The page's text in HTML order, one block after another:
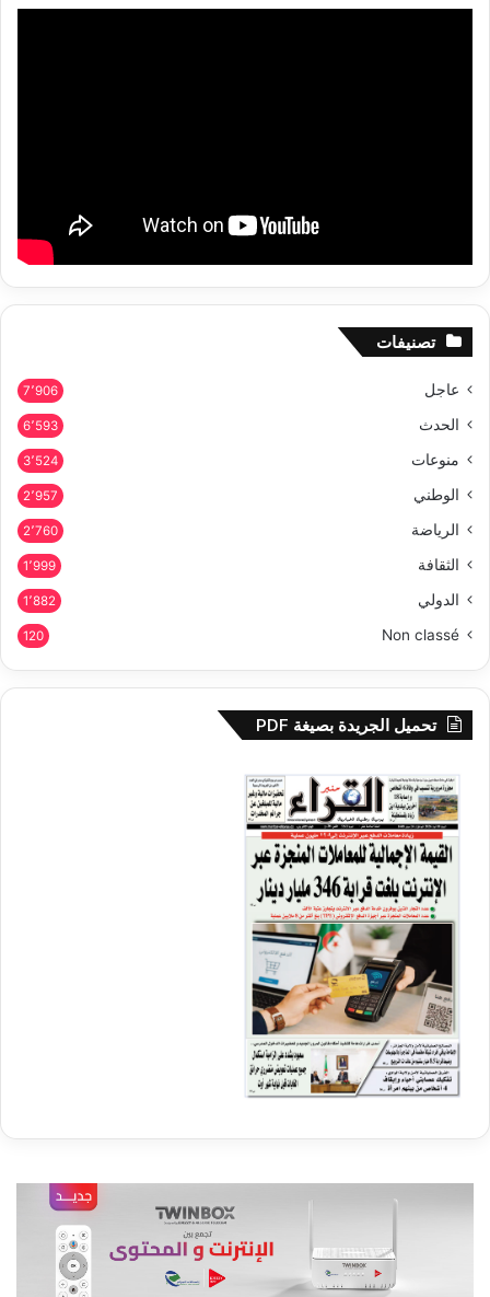
تصنيفات
عاجل 7٬906
الحدث 6٬593
منوعات 3٬524
الوطني 2٬957
الرياضة 2٬760
الثقافة 1٬999
الدولي 1٬882
Non classé
120
تحميل الجريدة بصيغة PDF